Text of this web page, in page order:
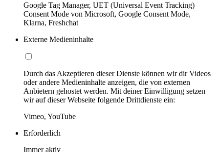
Google Tag Manager, UET (Universal Event Tracking)
Consent Mode von Microsoft, Google Consent Mode,
Klarna, Freshchat
Externe Medieninhalte
Durch das Akzeptieren dieser Dienste können wir dir Videos
oder andere Medieninhalte anzeigen, die von externen
Anbietern gehostet werden. Mit deiner Einwilligung setzen
wir auf dieser Webseite folgende Drittdienste ein:
Vimeo, YouTube
Erforderlich
Immer aktiv